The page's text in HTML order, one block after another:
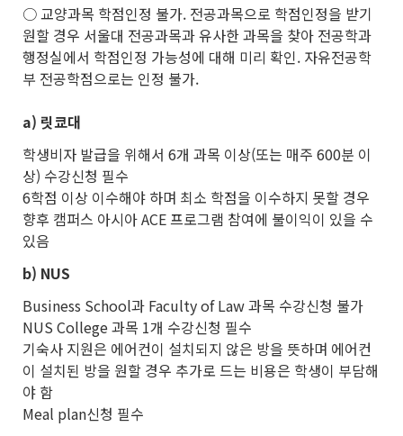
○ 교양과목 학점인정 불가. 전공과목으로 학점인정을 받기
원할 경우 서울대 전공과목과 유사한 과목을 찾아 전공학과
행정실에서 학점인정 가능성에 대해 미리 확인. 자유전공학
부 전공학점으로는 인정 불가.
a) 릿쿄대
학생비자 발급을 위해서 6개 과목 이상(또는 매주 600분 이
상) 수강신청 필수
6학점 이상 이수해야 하며 최소 학점을 이수하지 못할 경우
향후 캠퍼스 아시아 ACE 프로그램 참여에 불이익이 있을 수
있음
b) NUS
Business School과 Faculty of Law 과목 수강신청 불가
NUS College 과목 1개 수강신청 필수
기숙사 지원은 에어컨이 설치되지 않은 방을 뜻하며 에어컨
이 설치된 방을 원할 경우 추가로 드는 비용은 학생이 부담해
야 함
Meal plan신청 필수